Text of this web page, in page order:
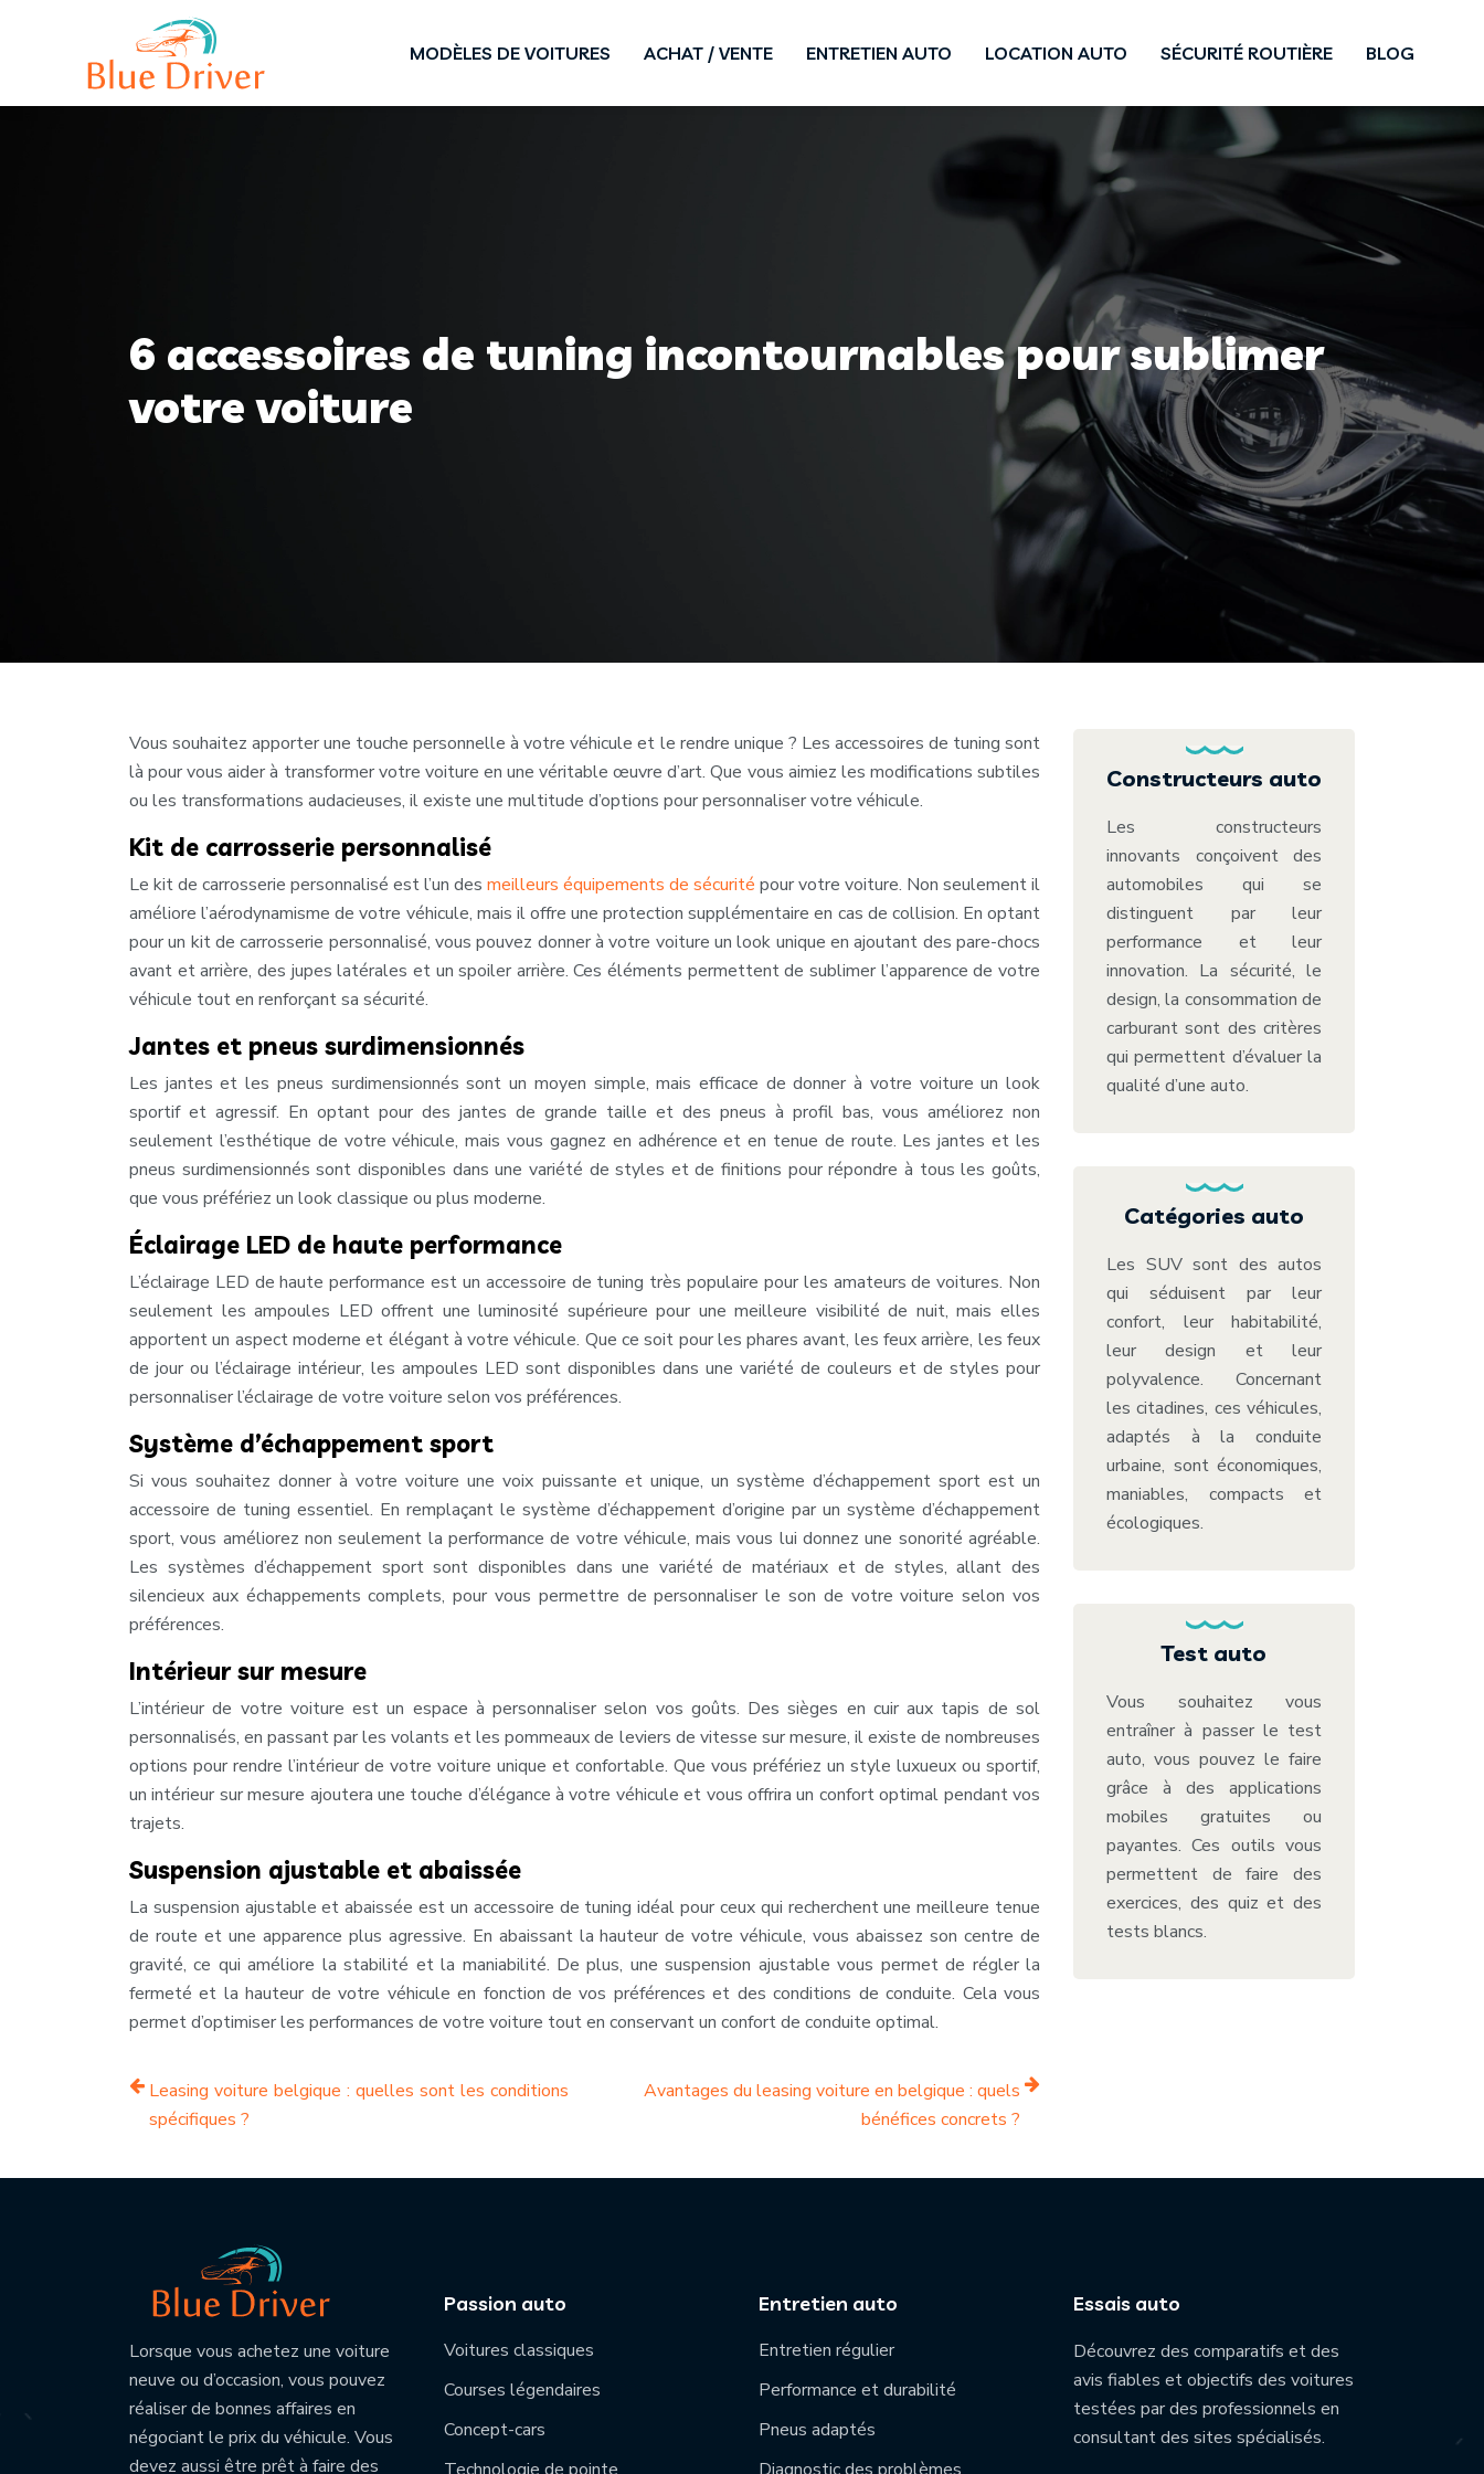
MODÈLES DE VOITURES ACHAT / VENTE ENTRETIEN AUTO LOCATION AUTO SÉCURITÉ ROUTIÈRE BLOG
6 accessoires de tuning incontournables pour sublimer
votre voiture
Vous souhaitez apporter une touche personnelle à votre véhicule et le rendre unique ? Les accessoires de tuning sont
là pour vous aider à transformer votre voiture en une véritable œuvre d’art. Que vous aimiez les modifications subtiles
ou les transformations audacieuses, il existe une multitude d’options pour personnaliser votre véhicule.
Kit de carrosserie personnalisé
Le kit de carrosserie personnalisé est l’un des meilleurs équipements de sécurité pour votre voiture. Non seulement il
améliore l’aérodynamisme de votre véhicule, mais il offre une protection supplémentaire en cas de collision. En optant
pour un kit de carrosserie personnalisé, vous pouvez donner à votre voiture un look unique en ajoutant des pare-chocs
avant et arrière, des jupes latérales et un spoiler arrière. Ces éléments permettent de sublimer l’apparence de votre
véhicule tout en renforçant sa sécurité.
Jantes et pneus surdimensionnés
Les jantes et les pneus surdimensionnés sont un moyen simple, mais efficace de donner à votre voiture un look
sportif et agressif. En optant pour des jantes de grande taille et des pneus à profil bas, vous améliorez non
seulement l’esthétique de votre véhicule, mais vous gagnez en adhérence et en tenue de route. Les jantes et les
pneus surdimensionnés sont disponibles dans une variété de styles et de finitions pour répondre à tous les goûts,
que vous préfériez un look classique ou plus moderne.
Éclairage LED de haute performance
L’éclairage LED de haute performance est un accessoire de tuning très populaire pour les amateurs de voitures. Non
seulement les ampoules LED offrent une luminosité supérieure pour une meilleure visibilité de nuit, mais elles
apportent un aspect moderne et élégant à votre véhicule. Que ce soit pour les phares avant, les feux arrière, les feux
de jour ou l’éclairage intérieur, les ampoules LED sont disponibles dans une variété de couleurs et de styles pour
personnaliser l’éclairage de votre voiture selon vos préférences.
Système d’échappement sport
Si vous souhaitez donner à votre voiture une voix puissante et unique, un système d’échappement sport est un
accessoire de tuning essentiel. En remplaçant le système d’échappement d’origine par un système d’échappement
sport, vous améliorez non seulement la performance de votre véhicule, mais vous lui donnez une sonorité agréable.
Les systèmes d’échappement sport sont disponibles dans une variété de matériaux et de styles, allant des
silencieux aux échappements complets, pour vous permettre de personnaliser le son de votre voiture selon vos
préférences.
Intérieur sur mesure
L’intérieur de votre voiture est un espace à personnaliser selon vos goûts. Des sièges en cuir aux tapis de sol
personnalisés, en passant par les volants et les pommeaux de leviers de vitesse sur mesure, il existe de nombreuses
options pour rendre l’intérieur de votre voiture unique et confortable. Que vous préfériez un style luxueux ou sportif,
un intérieur sur mesure ajoutera une touche d’élégance à votre véhicule et vous offrira un confort optimal pendant vos
trajets.
Suspension ajustable et abaissée
La suspension ajustable et abaissée est un accessoire de tuning idéal pour ceux qui recherchent une meilleure tenue
de route et une apparence plus agressive. En abaissant la hauteur de votre véhicule, vous abaissez son centre de
gravité, ce qui améliore la stabilité et la maniabilité. De plus, une suspension ajustable vous permet de régler la
fermeté et la hauteur de votre véhicule en fonction de vos préférences et des conditions de conduite. Cela vous
permet d’optimiser les performances de votre voiture tout en conservant un confort de conduite optimal.
Leasing voiture belgique : quelles sont les conditions
spécifiques ?
Avantages du leasing voiture en belgique : quels
bénéfices concrets ?
Constructeurs auto
Les constructeurs
innovants conçoivent des
automobiles qui se
distinguent par leur
performance et leur
innovation. La sécurité, le
design, la consommation de
carburant sont des critères
qui permettent d’évaluer la
qualité d’une auto.
Catégories auto
Les SUV sont des autos
qui séduisent par leur
confort, leur habitabilité,
leur design et leur
polyvalence. Concernant
les citadines, ces véhicules,
adaptés à la conduite
urbaine, sont économiques,
maniables, compacts et
écologiques.
Test auto
Vous souhaitez vous
entraîner à passer le test
auto, vous pouvez le faire
grâce à des applications
mobiles gratuites ou
payantes. Ces outils vous
permettent de faire des
exercices, des quiz et des
tests blancs.
Lorsque vous achetez une voiture
neuve ou d’occasion, vous pouvez
réaliser de bonnes affaires en
négociant le prix du véhicule. Vous
devez aussi être prêt à faire des
Passion auto
Voitures classiques
Courses légendaires
Concept-cars
Entretien auto
Entretien régulier
Performance et durabilité
Pneus adaptés
Essais auto
Découvrez des comparatifs et des
avis fiables et objectifs des voitures
testées par des professionnels en
consultant des sites spécialisés.